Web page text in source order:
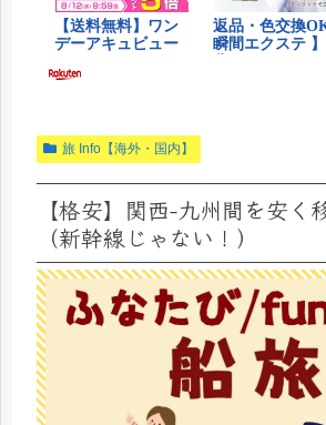
旅 Info【海外・国内】
【格安】関西-九州間を安く
（新幹線じゃない！）